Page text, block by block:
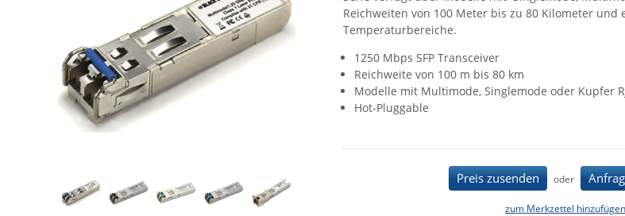
Reichweiten von 100 Meter bis zu 80 Kilometer und
Temperaturbereiche.
1250 Mbps SFP Transceiver
Reichweite von 100 m bis 80 km
Modelle mit Multimode, Singlemode oder Kupfer
Hot-Pluggable
Preis zusenden oder
zum Merkzettel hinzufügen